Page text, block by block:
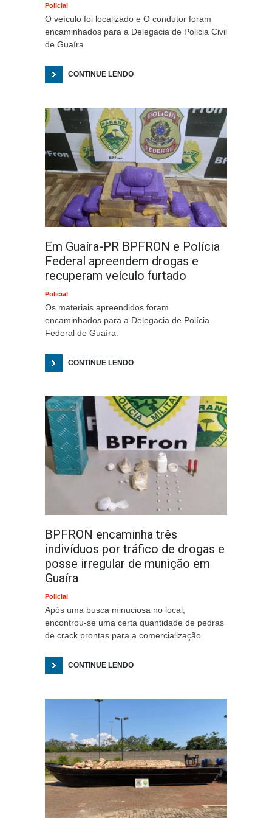
Policial
O veículo foi localizado e O condutor foram
encaminhados para a Delegacia de Policia Civil
de Guaíra.
CONTINUE LENDO
Em Guaíra-PR BPFRON e Polícia
Federal apreendem drogas e
recuperam veículo furtado
Policial
Os materiais apreendidos foram
encaminhados para a Delegacia de Polícia
Federal de Guaíra.
CONTINUE LENDO
BPFRON encaminha três
indivíduos por tráfico de drogas e
posse irregular de munição em
Guaíra
Policial
Após uma busca minuciosa no local,
encontrou-se uma certa quantidade de pedras
de crack prontas para a comercialização.
CONTINUE LENDO